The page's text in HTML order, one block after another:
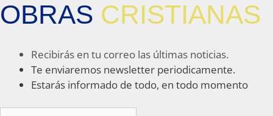
OBRAS CRISTIANAS
Recibirás en tu correo las últimas noticias.
Te enviaremos newsletter periodicamente.
Estarás informado de todo, en todo momento